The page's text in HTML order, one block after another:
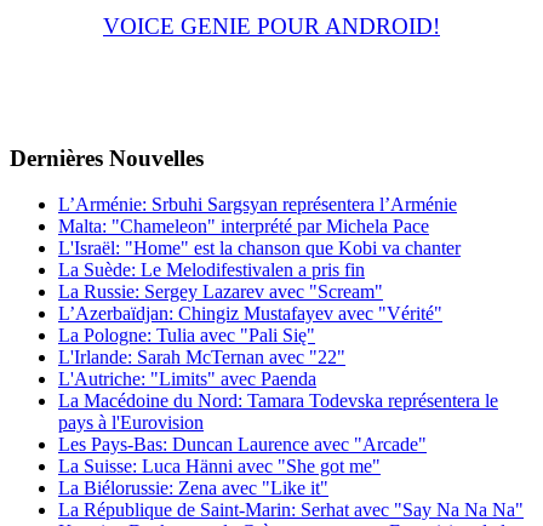
VOICE GENIE POUR ANDROID!
Dernières Νouvelles
L’Arménie: Srbuhi Sargsyan représentera l’Arménie
Malta: "Chameleon" interprété par Michela Pace
L'Israël: "Home" est la chanson que Kobi va chanter
La Suède: Le Melodifestivalen a pris fin
La Russie: Sergey Lazarev avec "Scream"
L’Azerbaïdjan: Chingiz Mustafayev avec "Vérité"
La Pologne: Tulia avec "Pali Się"
L'Irlande: Sarah McTernan avec "22"
L'Autriche: "Limits" avec Paenda
La Macédoine du Nord: Tamara Todevska représentera le
pays à l'Eurovision
Les Pays-Bas: Duncan Laurence avec "Arcade"
La Suisse: Luca Hänni avec "She got me"
La Biélorussie: Zena avec "Like it"
La République de Saint-Marin: Serhat avec "Say Na Na Na"